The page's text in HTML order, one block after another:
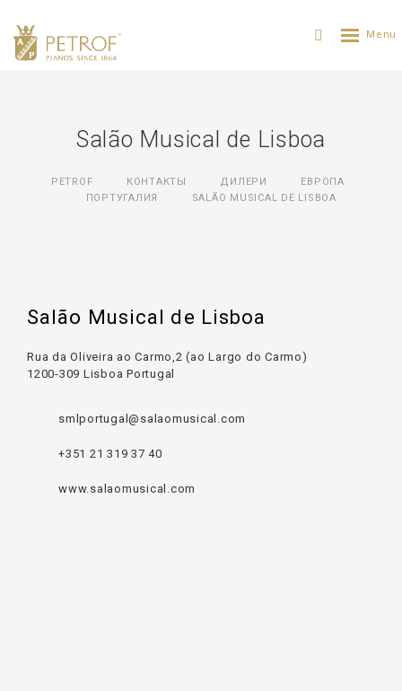
Salão Musical de Lisboa
PETROF КОНТАКТЫ ДИЛЕРИ
ЕВРОПА
ПОРТУГАЛИЯ
SALÃO MUSICAL DE LISBOA
Salão Musical de Lisboa
Rua da Oliveira ao Carmo,2 (ao Largo do Carmo)
1200-309 Lisboa Portugal
smlportugal@salaomusical.com
+351 21 319 37 40
www.salaomusical.com